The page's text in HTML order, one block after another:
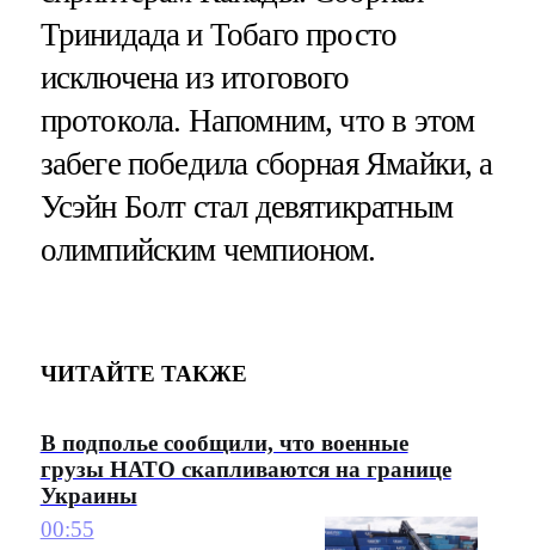
Тринидада и Тобаго просто
исключена из итогового
протокола. Напомним, что в этом
забеге победила сборная Ямайки, а
Усэйн Болт стал девятикратным
олимпийским чемпионом.
ЧИТАЙТЕ ТАКЖЕ
В подполье сообщили, что военные
грузы НАТО скапливаются на границе
Украины
00:55